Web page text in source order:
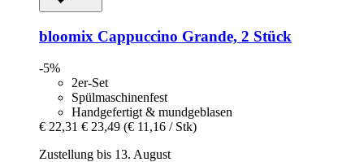
bloomix Cappuccino Grande, 2 Stück
-5%
2er-Set
Spülmaschinenfest
Handgefertigt & mundgeblasen
€ 22,31 € 23,49 (€ 11,16 / Stk)
Zustellung bis 13. August